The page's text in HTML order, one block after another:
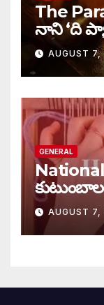
The
నాని ‘ది
AUGUST
GENERAL
AUGUST